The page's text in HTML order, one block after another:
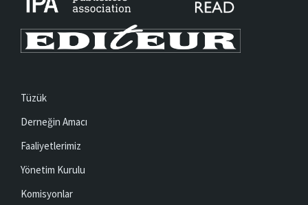
Tüzük
Derneğin Amacı
Faaliyetlerimiz
Yönetim Kurulu
Komisyonlar